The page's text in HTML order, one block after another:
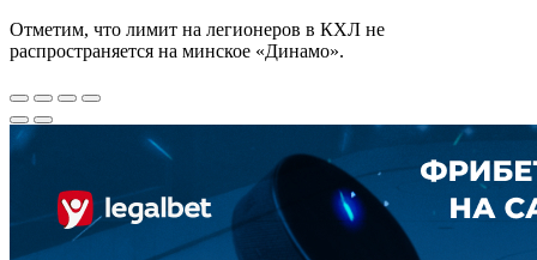
Отметим, что лимит на легионеров в КХЛ не
распространяется на минское «Динамо».